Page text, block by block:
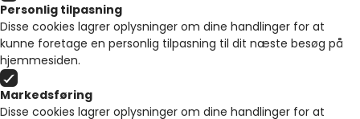
Personlig tilpasning
Disse cookies lagrer oplysninger om dine handlinger for at
kunne foretage en personlig tilpasning til dit næste besøg på
hjemmesiden.
Markedsføring
Disse cookies lagrer oplysninger om dine handlinger for at